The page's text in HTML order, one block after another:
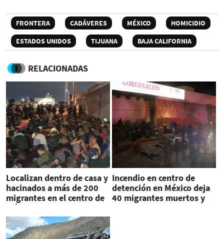
FRONTERA CADÁVERES MÉXICO
HOMICIDIO
ESTADOS UNIDOS
TIJUANA BAJA CALIFORNIA
RELACIONADAS
Localizan dentro de casa y
hacinados a más de 200
migrantes en el centro de
México
Incendio en centro de
detención en México deja
40 migrantes muertos y